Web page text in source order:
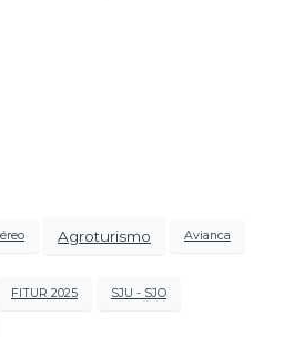
Agroturismo Avianca
FITUR 2025 SJU - SJO